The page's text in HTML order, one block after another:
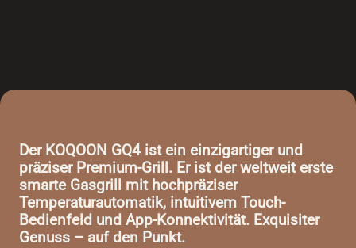
Der KOQOON GQ4 ist ein einzigartiger und
präziser Premium-Grill. Er ist der weltweit erste
smarte Gasgrill mit hochpräziser
Temperaturautomatik, intuitivem Touch-
Bedienfeld und App-Konnektivität. Exquisiter
Genuss – auf den Punkt.